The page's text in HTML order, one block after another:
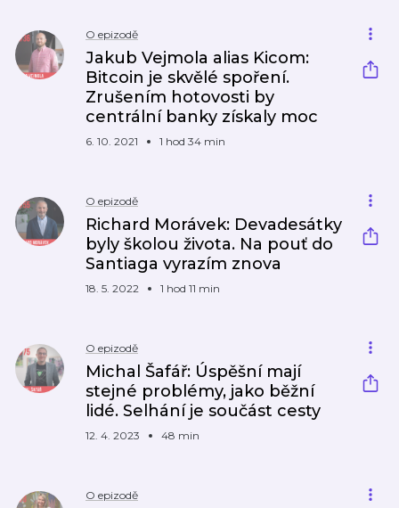
O epizodě
Jakub Vejmola alias Kicom:
Bitcoin je skvělé spoření.
Zrušením hotovosti by
centrální banky získaly moc
6. 10. 2021 1 hod 34 min
O epizodě
Richard Morávek: Devadesátky
byly školou života. Na pouť do
Santiaga vyrazím znova
18. 5. 2022 1 hod 11 min
O epizodě
Michal Šafář: Úspěšní mají
stejné problémy, jako běžní
lidé. Selhání je součást cesty
12. 4. 2023 48 min
O epizodě